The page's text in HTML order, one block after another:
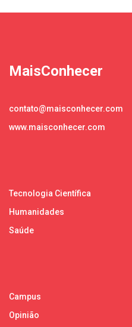
MaisConhecer
contato@maisconhecer.com
www.maisconhecer.com
Tecnologia Científica
Humanidades
Saúde
Campus
Opinião